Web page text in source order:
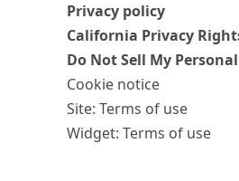
Privacy policy
California Privacy
Do Not Sell My
Cookie notice
Site: Terms of use
Widget: Terms of use